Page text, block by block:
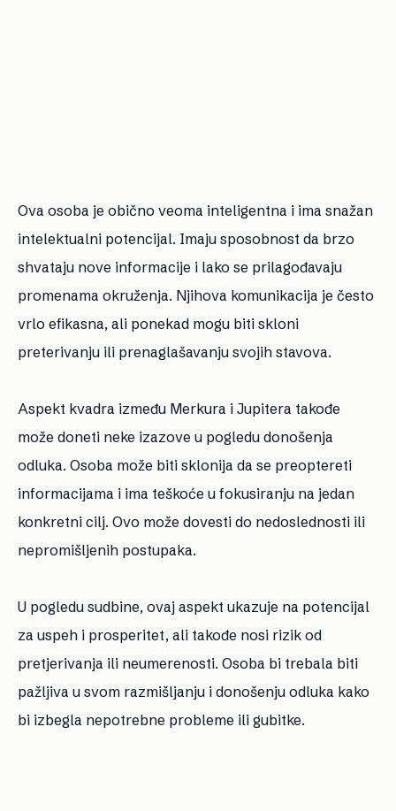
Ova osoba je obično veoma inteligentna i ima snažan
intelektualni potencijal. Imaju sposobnost da brzo
shvataju nove informacije i lako se prilagođavaju
promenama okruženja. Njihova komunikacija je često
vrlo efikasna, ali ponekad mogu biti skloni
preterivanju ili prenaglašavanju svojih stavova.
Aspekt kvadra između Merkura i Jupitera takođe
može doneti neke izazove u pogledu donošenja
odluka. Osoba može biti sklonija da se preoptereti
informacijama i ima teškoće u fokusiranju na jedan
konkretni cilj. Ovo može dovesti do nedoslednosti ili
nepromišljenih postupaka.
U pogledu sudbine, ovaj aspekt ukazuje na potencijal
za uspeh i prosperitet, ali takođe nosi rizik od
pretjerivanja ili neumerenosti. Osoba bi trebala biti
pažljiva u svom razmišljanju i donošenju odluka kako
bi izbegla nepotrebne probleme ili gubitke.